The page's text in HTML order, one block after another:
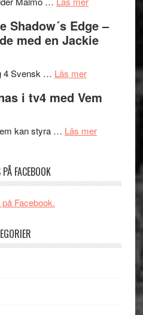
på
Roland
Pöntinen
Scensommar
Artipelag
bjuder
in
samtal
teater
Shadow´s Edge –
med en Jackie
4 Svensk … Läs merom
The
´s
och
Jackie
i tv4 med Vem
kan styra … Läs merom
synas
Vem
FACEBOOK
Facebook.